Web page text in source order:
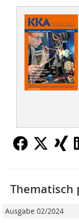
Thematisch
Ausgabe 02/2024